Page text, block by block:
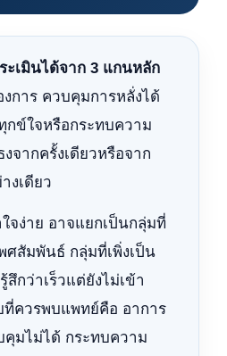
ะเมินได้จาก 3 แกนหลัก
การ ควบคุมการหลั่งได้
กข์ใจหรือกระทบความ
จากครั้งเดียวหรือจาก
งเดียว
จง่าย อาจแยกเป็นกลุ่มที่
ศสัมพันธ์ กลุ่มที่เพิ่งเป็น
กว่าเร็วแต่ยังไม่เข้า
ควรพบแพทย์คือ อาการ
คุมไม่ได้ กระทบความ